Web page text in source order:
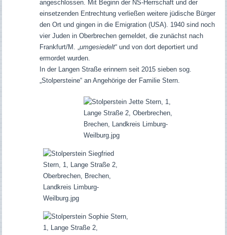
angeschlossen. Mit Beginn der NS-Herrschaft und der
einsetzenden Entrechtung verließen weitere jüdische Bürger
den Ort und gingen in die Emigration (USA). 1940 sind noch
vier Juden in Oberbrechen gemeldet, die zunächst nach
Frankfurt/M. „umgesiedelt“ und von dort deportiert und
ermordet wurden.
In der Langen Straße erinnern seit 2015 sieben sog.
„Stolpersteine“ an Angehörige der Familie Stern.